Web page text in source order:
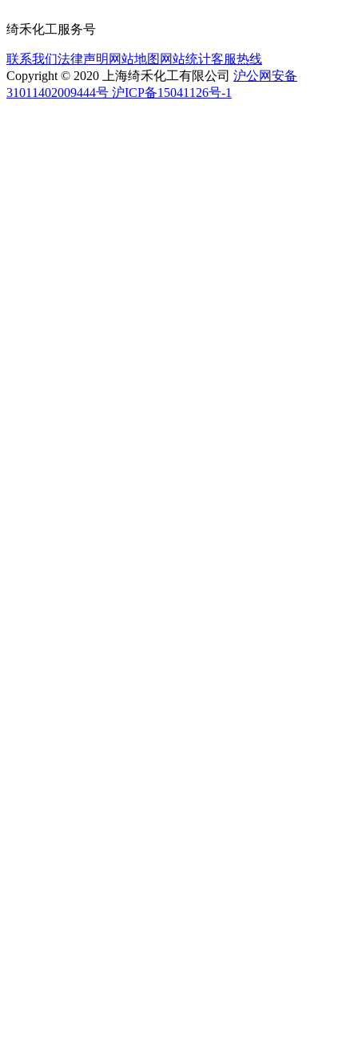
绮禾化工服务号
联系我们法律声明 网站地图 网站统计客服热线
Copyright © 2020 上海绮禾化工有限公司 沪公网安备
31011402009444号 沪ICP备15041126号-1